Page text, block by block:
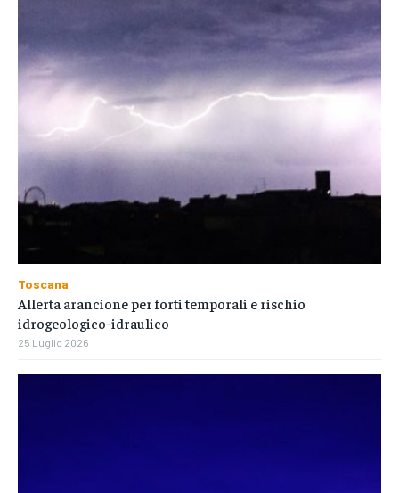
Toscana
Allerta arancione per forti temporali e rischio
idrogeologico-idraulico
25 Luglio 2026